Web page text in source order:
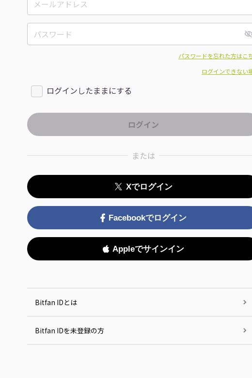
パスワードを忘れた方はこ
ログインできない
ログインしたままにする
または
Xでログイン
Facebookでログイン
Appleでサインイン
Bitfan IDとは
Bitfan IDを未登録の方